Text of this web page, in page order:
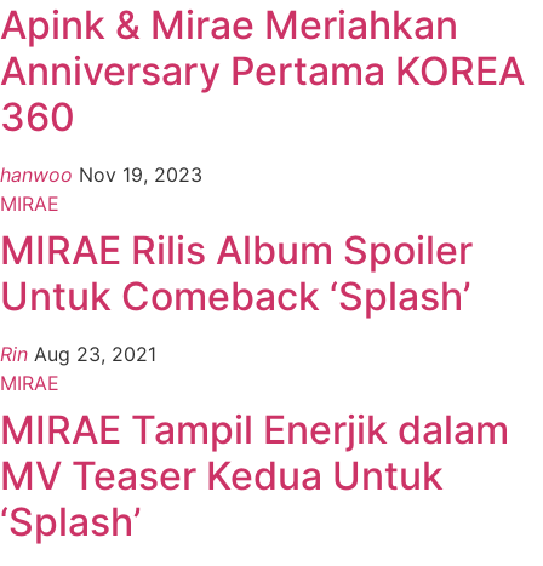
Apink & Mirae Meriahkan
Anniversary Pertama KOREA
360
hanwoo Nov 19, 2023
MIRAE
MIRAE Rilis Album Spoiler
Untuk Comeback ‘Splash’
Rin Aug 23, 2021
MIRAE
MIRAE Tampil Enerjik dalam
MV Teaser Kedua Untuk
‘Splash’